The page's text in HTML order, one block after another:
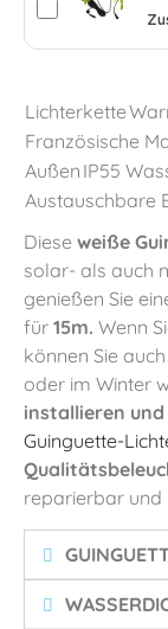
Lichterkette
Französische
Außen IP55
Austauschbare
Diese weiße
solar- als auch
genießen Sie
für 15m. Wenn
können Sie
oder im Winter
installieren
Guinguette-
reparierbar und